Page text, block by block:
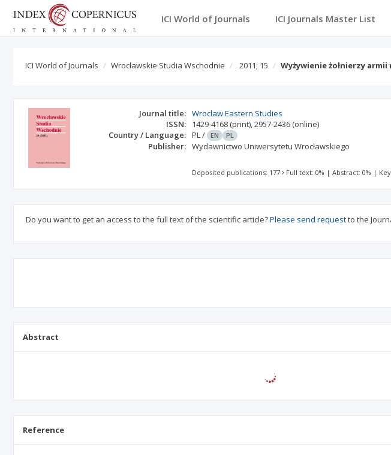
ICI World of Journals ICI Journals Master List
ICI World of Journals Wrocławskie Studia Wschodnie 2011; 15 Wyżywienie żołnierzy
Journal title: Wroclaw Eastern Studies
ISSN:
1429-4168 (print),2957-2436 (online)
Country / Language: PL/ EN PL
Publisher: Wydawnictwo Uniwersytetu Wrocławskiego
Deposited publications: 177 Full text: 0% |Abstract: 0% |
Do you want to get an access to the full text of the scientific article?Please send requestto the
Abstract
Reference